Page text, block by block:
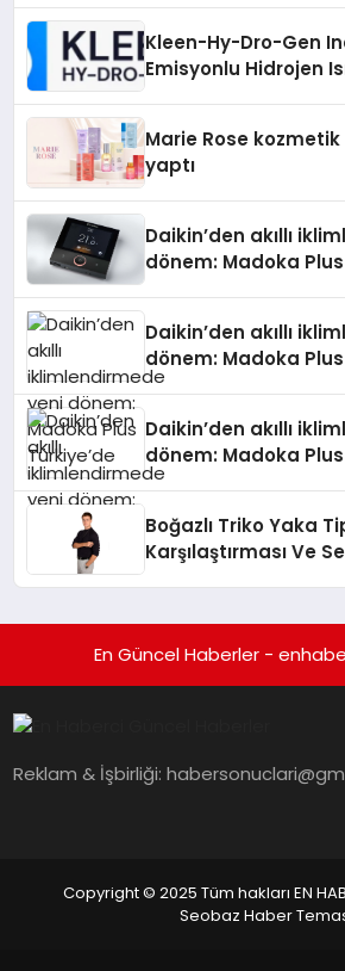
Kleen-Hy-Dro-Gen
Emisyonlu Hidrojen
Marie Rose
yaptı
Daikin’den akıllı
dönem: Madoka
Daikin’den akıllı
dönem: Madoka
Daikin’den akıllı
dönem: Madoka
Boğazlı Triko Yaka
Karşılaştırması Ve
En Güncel Haberler -
Reklam & İşbirliği:
Copyright © 2025 Tüm hakları EN
Seobaz Haber